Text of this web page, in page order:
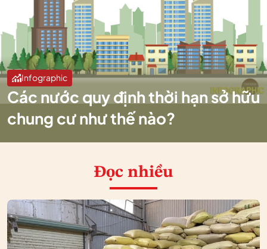
Infographic
Các nước quy định thời hạn sở hữu
chung cư như thế nào?
Đọc nhiều